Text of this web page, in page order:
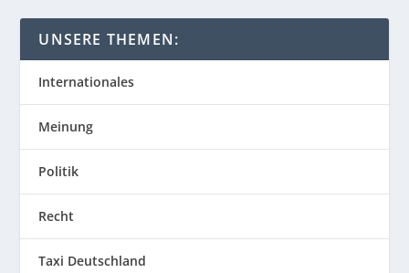
UNSERE THEMEN:
Internationales
Meinung
Politik
Recht
Taxi Deutschland